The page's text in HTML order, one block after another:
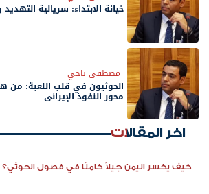
‏خيانة الابتداء: سريالية
مصطفى ناجي
‏الحوثيون في قلب اللعبة: من
محور النفوذ الإيراني
اخر المقالات
كيف يخسر اليمن جيلاً كاملًا في فصول الحوثي؟